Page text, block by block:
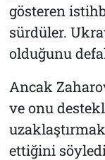
gösteren
sürdüler.
olduğunu
Ancak
ve onu
ettiğini